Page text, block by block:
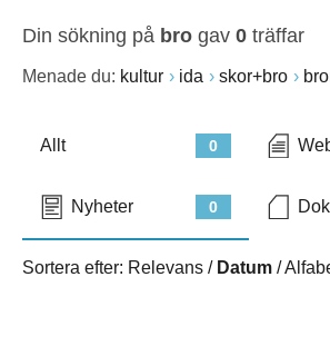
Din sökning på bro gav 0 träffar
Menade du: kultur ida skor+bro
0
Allt
0
Nyheter
Sortera efter: Relevans / Datum /